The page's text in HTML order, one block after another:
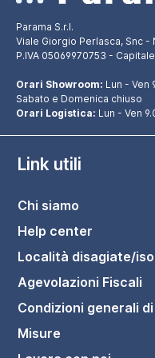
Parama S.r.l.
Viale Giorgio Perlasca, Snc -
P.IVA 05069970753 -
Orari Showroom: Lun - Ven
Sabato e Domenica chiuso
Orari Logistica: Lun - Ven
Link utili
Chi siamo
Help center
Località disagiate/
Agevolazioni Fiscali
Condizioni generali
Misure